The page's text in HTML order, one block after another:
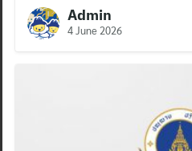
Admin
4 June 2026